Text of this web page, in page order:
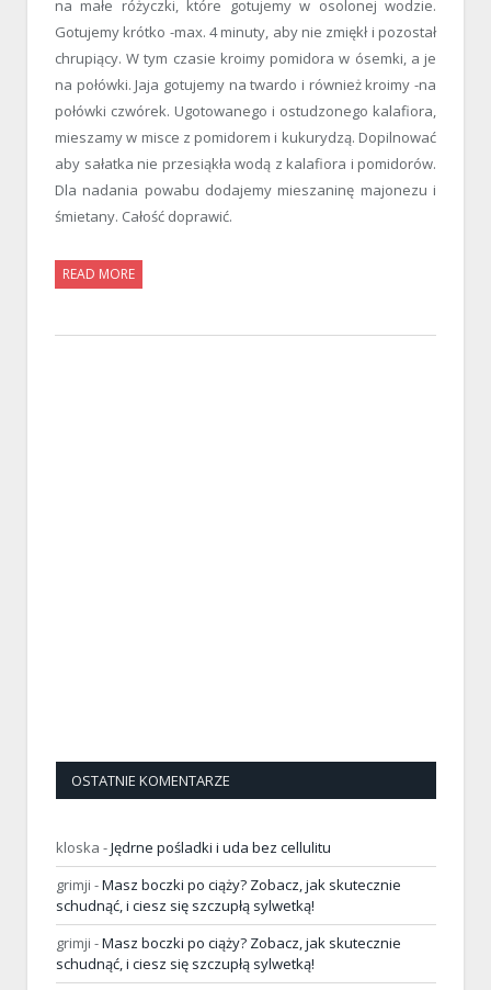
na małe różyczki, które gotujemy w osolonej wodzie.
Gotujemy krótko -max. 4 minuty, aby nie zmiękł i pozostał
chrupiący. W tym czasie kroimy pomidora w ósemki, a je
na połówki. Jaja gotujemy na twardo i również kroimy -na
połówki czwórek. Ugotowanego i ostudzonego kalafiora,
mieszamy w misce z pomidorem i kukurydzą. Dopilnować
aby sałatka nie przesiąkła wodą z kalafiora i pomidorów.
Dla nadania powabu dodajemy mieszaninę majonezu i
śmietany. Całość doprawić.
READ MORE
OSTATNIE KOMENTARZE
kloska -Jędrne pośladki i uda bez cellulitu
grimji -Masz boczki po ciąży? Zobacz, jak skutecznie
schudnąć, i ciesz się szczupłą sylwetką!
grimji -Masz boczki po ciąży? Zobacz, jak skutecznie
schudnąć, i ciesz się szczupłą sylwetką!